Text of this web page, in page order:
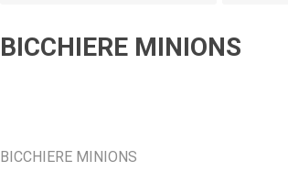
BICCHIERE MINIONS
BICCHIERE MINIONS